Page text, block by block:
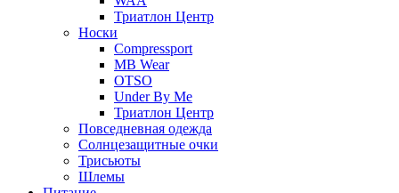
Триатлон Центр
Носки
Compressport
MB Wear
OTSO
Under By Me
Триатлон Центр
Повседневная одежда
Солнцезащитные очки
Трисьюты
Шлемы